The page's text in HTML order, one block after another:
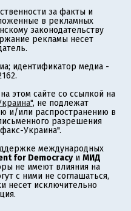
за факты и
в рекламных
законодательству
рекламы несет
идентификатор медиа -
этом сайте со ссылкой на
, не подлежат
и/или распространению в
разрешения
Украина".
международных
for Democracyи МИД
не имеют влияния на
с ними не соглашаться,
несет исключительно